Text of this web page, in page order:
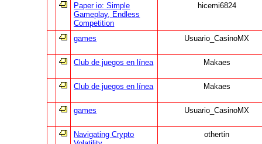
Paper io: Simple
Gameplay, Endless
Competition
hicemi6824
games Usuario_CasinoMX
Club de juegos en línea Makaes
Club de juegos en línea Makaes
games Usuario_CasinoMX
Navigating Crypto
othertin